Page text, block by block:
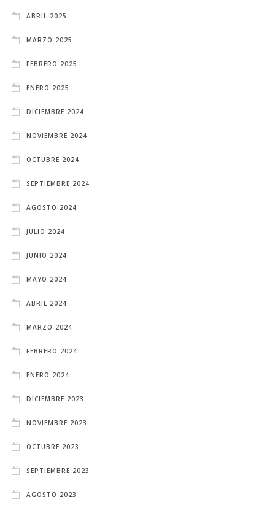
ABRIL 2025
MARZO 2025
FEBRERO 2025
ENERO 2025
DICIEMBRE 2024
NOVIEMBRE 2024
OCTUBRE 2024
SEPTIEMBRE 2024
AGOSTO 2024
JULIO 2024
JUNIO 2024
MAYO 2024
ABRIL 2024
MARZO 2024
FEBRERO 2024
ENERO 2024
DICIEMBRE 2023
NOVIEMBRE 2023
OCTUBRE 2023
SEPTIEMBRE 2023
AGOSTO 2023